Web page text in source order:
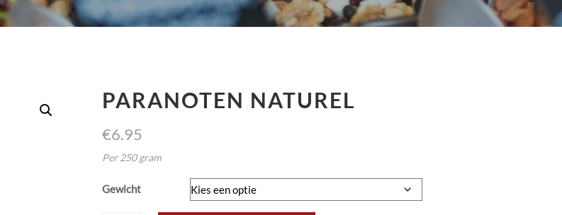
PARANOTEN NATUREL
€6.95
Per 250 gram
Gewicht